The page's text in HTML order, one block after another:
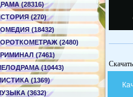
(28316)
(270)
(18432)
(2480)
(7461)
(10443)
(1369)
(3632)